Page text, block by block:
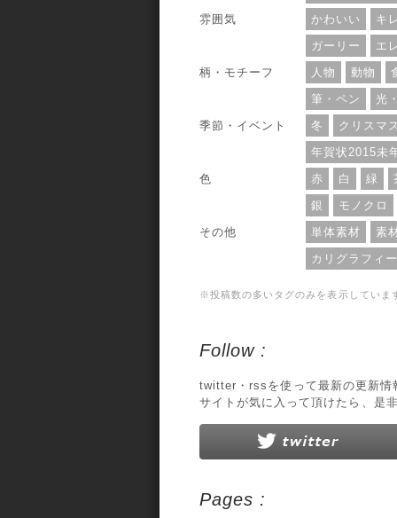
雰囲気
かわいい
キ
ガーリー
エ
柄・モチーフ
人物 動物
筆・ペン
光
季節・イベント
冬
クリスマ
年賀状2015未
色
赤 白 緑
銀
モノクロ
その他
単体素材
素
カリグラフィ
※投稿数の多いタグのみを表示していま
Follow :
twitter・rssを使って最新の更新情
サイトが気に入って頂けたら、是
Pages :